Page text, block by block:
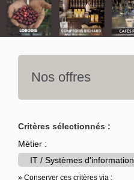
Nos offres
Critères sélectionnés :
Métier :
IT / Systèmes d'information
» Conserver ces critères via :